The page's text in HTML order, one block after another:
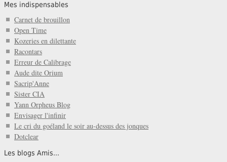
Mes indispensables
Carnet de brouillon
Open Time
Kozeries en dilettante
Racontars
Erreur de Calibrage
Aude dite Orium
Sacrip'Anne
Sister CIA
Yann Orpheus Blog
Envisager l'infinir
Le cri du goéland le soir au-dessus des jonques
Dotclear
Les blogs Amis...